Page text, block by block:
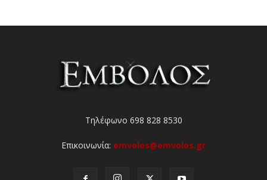
Τηλέφωνο 698 828 8530
Επικοινωνία: emvolos@emvolos.gr